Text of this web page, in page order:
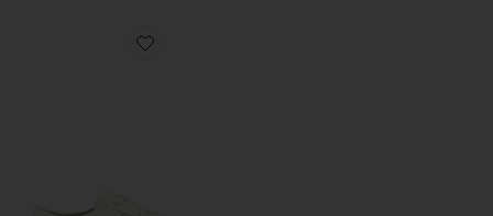
Favorite JAPAN DECON スニーカー